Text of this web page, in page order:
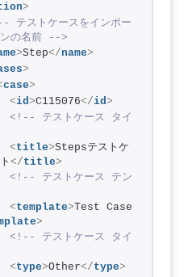
>
テストケースをインポー
ンの名前 -->
>Step</name>
>
case>
<id>C115076</id>
<!-- テストケース タイ
<title>Stepsテストケ
</title>
<!-- テストケース テン
<template>Test Case
>
<!-- テストケース タイ
<type>Other</type>